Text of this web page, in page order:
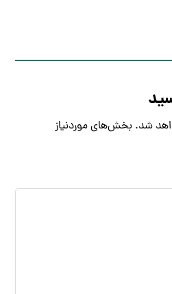
شد. بخش‌های موردنیاز